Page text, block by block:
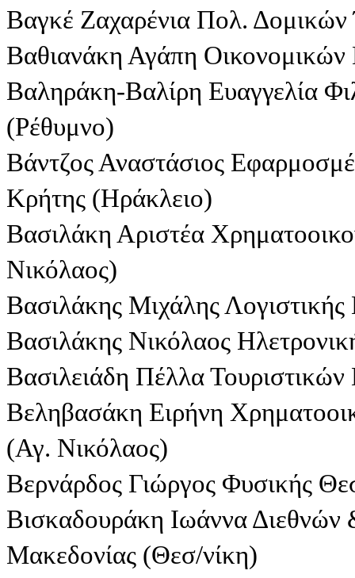
Βαγκέ Ζαχαρένια Πολ.
Βαθιανάκη Αγάπη
Βαληράκη-Βαλίρη Ευαγγελία
(Ρέθυμνο)
Βάντζος Αναστάσιος
Κρήτης (Ηράκλειο)
Βασιλάκη Αριστέα
Νικόλαος)
Βασιλάκης Μιχάλης
Βασιλάκης Νικόλαος
Βασιλειάδη Πέλλα
Βεληβασάκη Ειρήνη
(Αγ. Νικόλαος)
Βερνάρδος Γιώργος Φυσικής
Βισκαδουράκη Ιωάννα
Μακεδονίας (Θεσ/νίκη)